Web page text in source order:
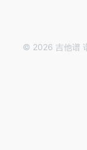
© 2026 吉他谱